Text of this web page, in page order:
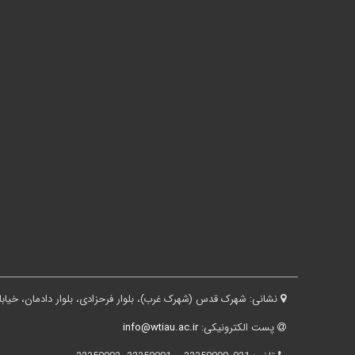
نشانی: شهرک قدس (شهرک غرب)، بلوار فرحزادی، بلوار دادمان، خیابان درختی، کوچه ثقفی، پلاک ۱۶،
پست الکترونیکی:info@wtiau.ac.ir